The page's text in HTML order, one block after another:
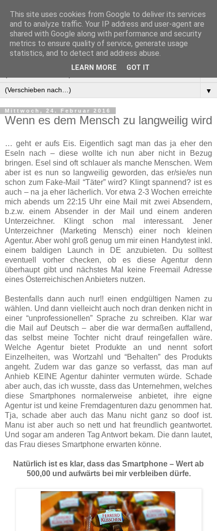
Manus Testwelt, alles
außer langweilig
▼
Mittwoch, 24. Februar 2016
Wenn es dem Mensch zu langweilig wird
… geht er aufs Eis. Eigentlich sagt man das ja eher den
Eseln nach – diese wollte ich nun aber nicht in Bezug
bringen. Esel sind oft schlauer als manche Menschen. Wem
aber ist es nun so langweilig geworden, das er/sie/es nun
schon zum Fake-Mail “Täter” wird? Klingt spannend? ist es
auch – na ja eher lächerlich. Vor etwa 2-3 Wochen erreichte
mich abends um 22:15 Uhr eine Mail mit zwei Absendern,
b.z.w. einem Absender in der Mail und einem anderen
Unterzeichner. Klingt schon mal interessant. Jener
Unterzeichner (Marketing Mensch) einer noch kleinen
Agentur. Aber wohl groß genug um mir einen Handytest inkl.
einem baldigen Launch in DE anzubieten. Du solltest
eventuell vorher checken, ob es diese Agentur denn
überhaupt gibt und nächstes Mal keine Freemail Adresse
eines Österreichischen Anbieters nutzen.
Bestenfalls dann auch nur!! einen endgültigen Namen zu
wählen. Und dann vielleicht auch noch dran denken nicht in
einer “unprofessionellen” Sprache zu schreiben. Klar war
die Mail auf Deutsch – aber die war dermaßen auffallend,
das selbst meine Tochter nicht drauf reingefallen wäre.
Welche Agentur bietet Produkte an und nennt sofort
Einzelheiten, was Wortzahl und “Behalten” des Produkts
angeht. Zudem war das ganze so verfasst, das man auf
Anhieb KEINE Agentur dahinter vermuten würde. Schade
aber auch, das ich wusste, dass das Unternehmen, welches
diese Smartphones normalerweise anbietet, ihre eigne
Agentur ist und keine Fremdagenturen dazu genommen hat.
Tja, schade aber auch das Manu nicht ganz so doof ist.
Manu ist aber auch so nett und hat freundlich geantwortet.
Und sogar am anderen Tag Antwort bekam. Die dann lautet,
das Frau dieses Smartphone erwarten könne.
Natürlich ist es klar, dass das Smartphone – Wert ab
500,00 und aufwärts bei mir verbleiben dürfe.
This site uses cookies from Google to deliver its services
and to analyze traffic. Your IP address and user-agent are
shared with Google along with performance and security
metrics to ensure quality of service, generate usage
statistics, and to detect and address abuse.
LEARN MORE GOT IT